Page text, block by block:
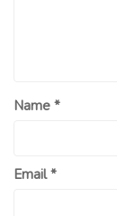
Name *
Email*